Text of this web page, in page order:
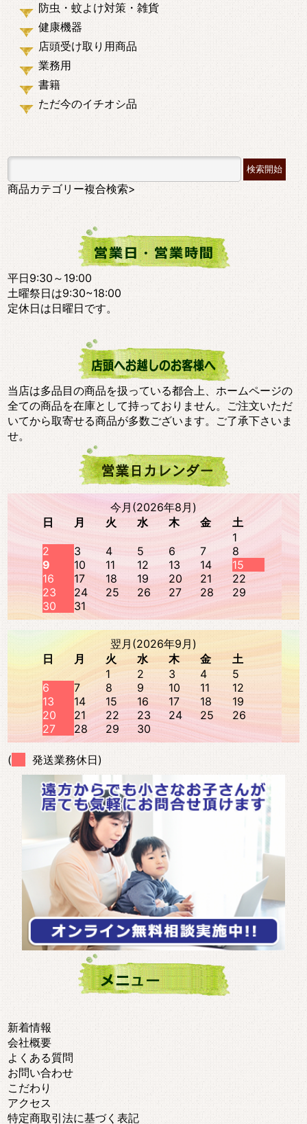
防虫・蚊よけ対策・雑貨
健康機器
店頭受け取り用商品
業務用
書籍
ただ今のイチオシ品
商品カテゴリー複合検索>
平日9:30～19:00
土曜祭日は9:30~18:00
定休日は日曜日です。
当店は多品目の商品を扱っている都合上、ホームページの
全ての商品を在庫として持っておりません。ご注文いただ
いてから取寄せる商品が多数ございます。ご了承下さいま
せ。
今月(2026年8月)
日
月 火 水 木 金
土
1
2
3 4 5 6 7
8
9
10 11 12 13 14
15
16
17 18 19 20 21
22
23
24 25 26 27 28
29
30
31
翌月(2026年9月)
日
月 火 水 木 金
土
1
2 3 4
5
6
7 8 9 10 11
12
13
14 15 16 17 18
19
20
21 22 23 24 25
26
27
28 29 30
( 発送業務休日)
新着情報
会社概要
よくある質問
お問い合わせ
こだわり
アクセス
特定商取引法に基づく表記